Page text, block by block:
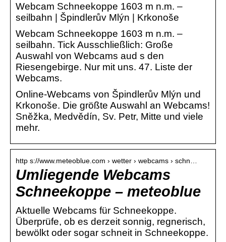
Webcam Schneekoppe 1603 m n.m. –
seilbahn | Špindlerův Mlýn | Krkonoše
Webcam Schneekoppe 1603 m n.m. –
seilbahn. Tick Ausschließlich: Große
Auswahl von Webcams aud s den
Riesengebirge. Nur mit uns. 47. Liste der
Webcams.
Online-Webcams von Špindlerův Mlýn und
Krkonoše. Die größte Auswahl an Webcams!
Sněžka, Medvědín, Sv. Petr, Mitte und viele
mehr.
http s://www.meteoblue.com › wetter › webcams › schn…
Umliegende Webcams
Schneekoppe – meteoblue
Aktuelle Webcams für Schneekoppe.
Überprüfe, ob es derzeit sonnig, regnerisch,
bewölkt oder sogar schneit in Schneekoppe.